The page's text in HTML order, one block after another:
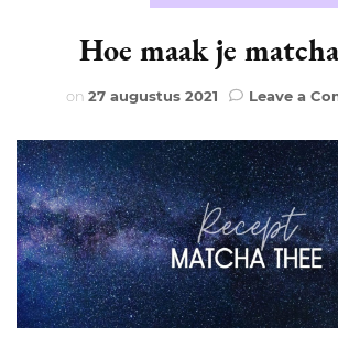
Hoe maak je
on 27 augustus 2021 Leave a